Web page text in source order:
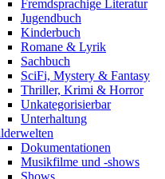
Fremdsprachige Literatur
Jugendbuch
Kinderbuch
Romane & Lyrik
Sachbuch
SciFi, Mystery & Fantasy
Thriller, Krimi & Horror
Unkategorisierbar
Unterhaltung
Dokumentationen
Musikfilme und -shows
Shows